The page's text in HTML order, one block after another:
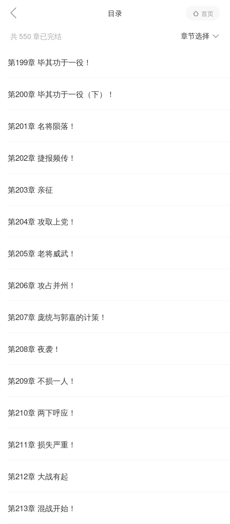
首页
目录
共550 章已完结 章节选择
第199章 毕其功于一役！
第200章 毕其功于一役（下）！
第201章 名将陨落！
第202章 捷报频传！
第203章 亲征
第204章 攻取上党！
第205章 老将威武！
第206章 攻占并州！
第207章 庞统与郭嘉的计策！
第208章 夜袭！
第209章 不损一人！
第210章 两下呼应！
第211章 损失严重！
第212章 大战有起
第213章 混战开始！